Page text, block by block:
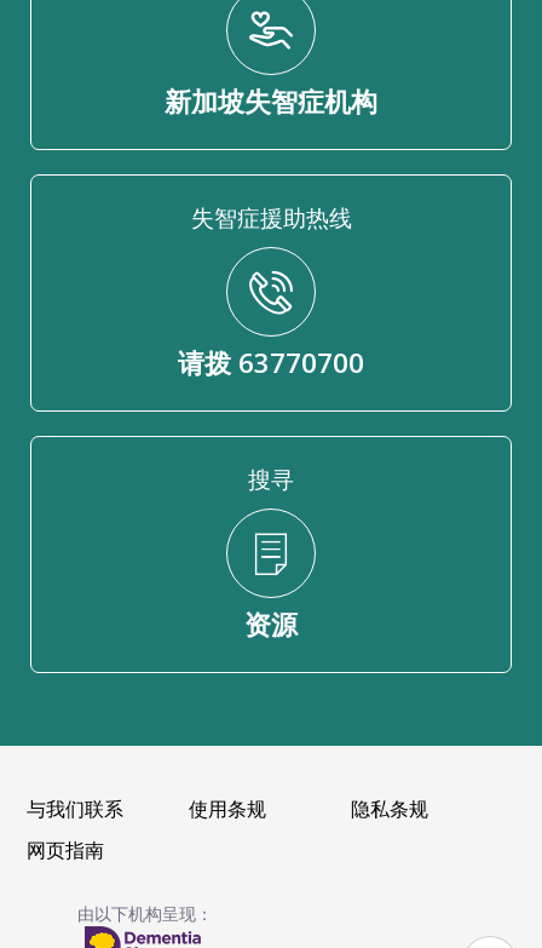
新加坡失智症机构
失智症援助热线
请拨 63770700
搜寻
资源
与我们联系 使用条规
隐私条规
网页指南
由以下机构呈现：